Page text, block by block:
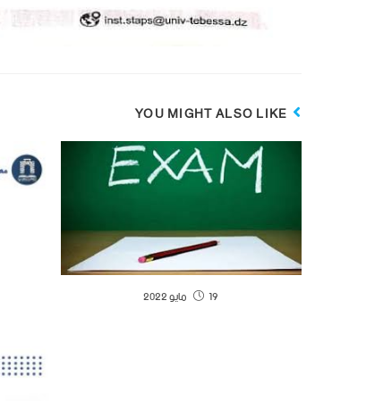
YOU MIGHT ALSO LIKE
19 مايو 2022